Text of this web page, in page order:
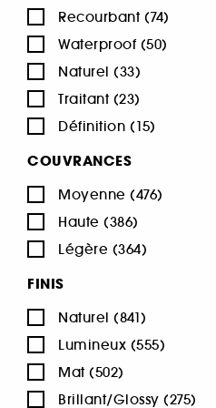
INNISFREE (1)
ISLE OF PARADISE (1)
KIEHL'S SINCE 1851 (3)
KLORANE (1)
KOSAS (34)
KVD Beauty (13)
LANCÔME (66)
LANOLIPS (10)
LA PRAIRIE (5)
LAURA MERCIER (52)
LE MINI MACARON (35)
M.A.C (97)
MAKEUP BY MARIO (48)
Recourbant (74)
Waterproof (50)
Naturel (33)
Traitant (23)
Définition (15)
COUVRANCES
Moyenne (476)
Haute (386)
Légère (364)
FINIS
Naturel (841)
Lumineux (555)
Mat (502)
Brillant/Glossy (275)